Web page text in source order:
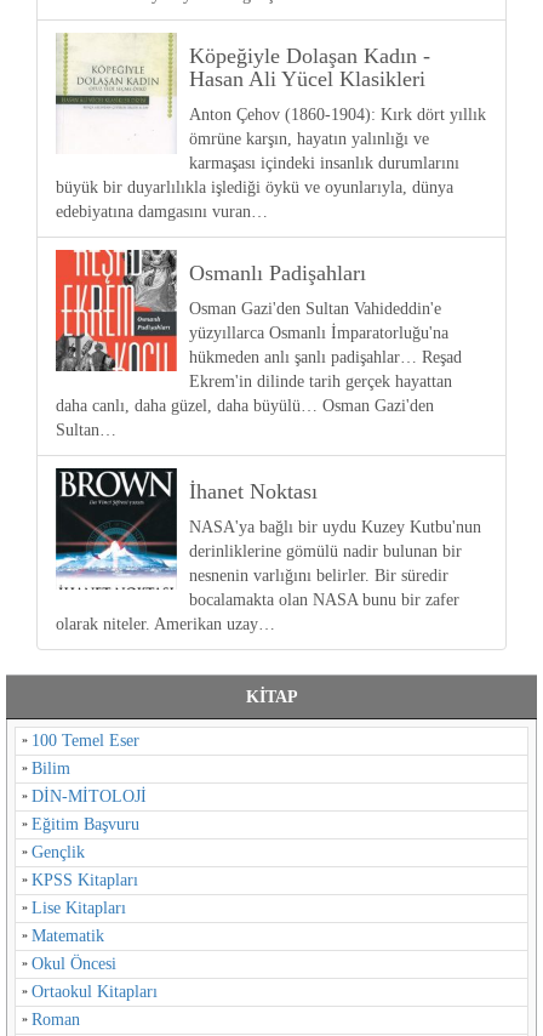
Köpeğiyle Dolaşan Kadın -
Hasan Ali Yücel Klasikleri
Anton Çehov (1860-1904): Kırk dört yıllık
ömrüne karşın, hayatın yalınlığı ve
karmaşası içindeki insanlık durumlarını
büyük bir duyarlılıkla işlediği öykü ve oyunlarıyla, dünya
edebiyatına damgasını vuran…
Osmanlı Padişahları
Osman Gazi'den Sultan Vahideddin'e
yüzyıllarca Osmanlı İmparatorluğu'na
hükmeden anlı şanlı padişahlar… Reşad
Ekrem'in dilinde tarih gerçek hayattan
daha canlı, daha güzel, daha büyülü… Osman Gazi'den
Sultan…
İhanet Noktası
NASA'ya bağlı bir uydu Kuzey Kutbu'nun
derinliklerine gömülü nadir bulunan bir
nesnenin varlığını belirler. Bir süredir
bocalamakta olan NASA bunu bir zafer
olarak niteler. Amerikan uzay…
KİTAP
100 Temel Eser
Bilim
DİN-MİTOLOJİ
Eğitim Başvuru
Gençlik
KPSS Kitapları
Lise Kitapları
Matematik
Okul Öncesi
Ortaokul Kitapları
Roman